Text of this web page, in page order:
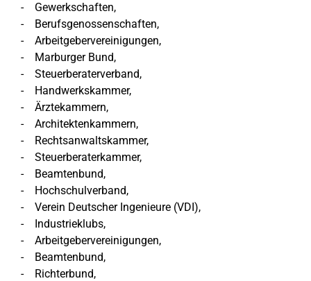
- Gewerkschaften,
- Berufsgenossenschaften,
- Arbeitgebervereinigungen,
- Marburger Bund,
- Steuerberaterverband,
- Handwerkskammer,
- Ärztekammern,
- Architektenkammern,
- Rechtsanwaltskammer,
- Steuerberaterkammer,
- Beamtenbund,
- Hochschulverband,
- Verein Deutscher Ingenieure (VDI),
- Industrieklubs,
- Arbeitgebervereinigungen,
- Beamtenbund,
- Richterbund,